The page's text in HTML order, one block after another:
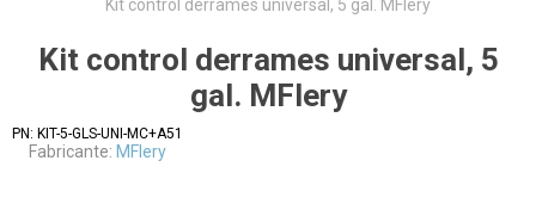
Kit control derrames universal, 5 gal. MFlery
Kit control derrames universal, 5
gal. MFlery
PN: KIT-5-GLS-UNI-MC+A51
Fabricante: MFlery